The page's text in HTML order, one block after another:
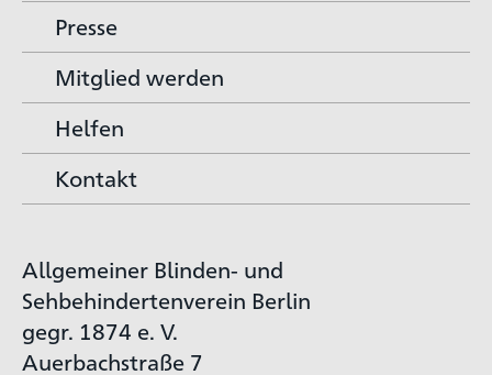
Presse
Mitglied werden
Helfen
Kontakt
Allgemeiner Blinden- und
Sehbehindertenverein Berlin
gegr. 1874 e. V.
Auerbachstraße 7